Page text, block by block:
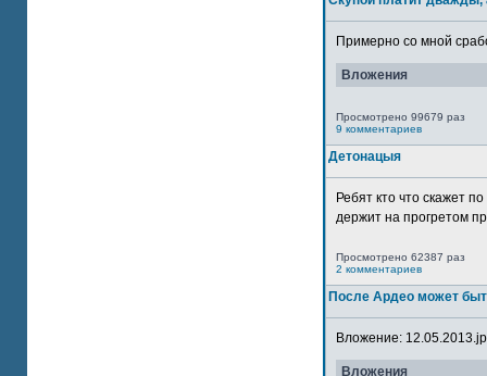
Примерно со мной
Вложения
Просмотрено 99679 раз
9 комментариев
Детонацыя
Ребят кто что скажет
держит на прогретом
Просмотрено 62387 раз
2 комментариев
После Ардео может
Вложение:
Вложения